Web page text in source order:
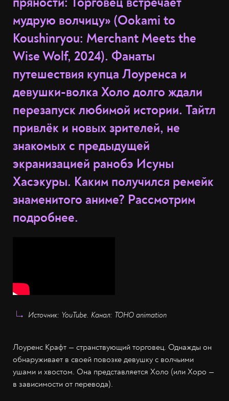
мудрую волчицу» (Ookami to
Koushinryou: Merchant Meets the
Wise Wolf, 2024). Фанаты
путешествия купца Лоуренса и
девушки-волка Холо долго ждали
перезапуск любимой истории. Тайтл
привлёк и новых зрителей, не
знакомых с предыдущей
экранизацией ранобэ Исуны
Хасэкуры. Каким получился ремейк
знаменитого аниме? Рассмотрим
подробнее.
Источник: YouTube. Канал: TOHO animation
Лоуренс Крафт — странствующий торговец. Однажды он
обнаруживает в своей повозке девушку с волчьими
ушами и хвостом. Она представляется Холо (или Хоро —
в зависимости от перевода).